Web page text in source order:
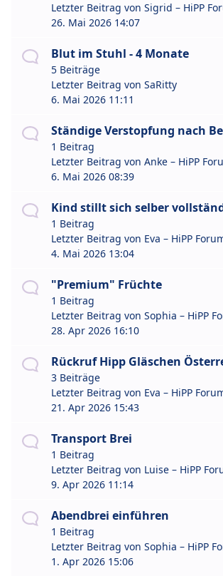
Letzter Beitrag von Sigrid – HiPP
26. Mai 2026 14:07
Blut im Stuhl - 4 Monate
5 Beiträge
Letzter Beitrag von SaRitty
6. Mai 2026 11:11
Ständige Verstopfung nach
1 Beitrag
Letzter Beitrag von Anke – HiPP
6. Mai 2026 08:39
Kind stillt sich selber
1 Beitrag
Letzter Beitrag von Eva – HiPP
4. Mai 2026 13:04
"Premium" Früchte
1 Beitrag
Letzter Beitrag von Sophia – HiPP
28. Apr 2026 16:10
Rückruf Hipp Gläschen
3 Beiträge
Letzter Beitrag von Eva – HiPP
21. Apr 2026 15:43
Transport Brei
1 Beitrag
Letzter Beitrag von Luise – HiPP
9. Apr 2026 11:14
Abendbrei einführen
1 Beitrag
Letzter Beitrag von Sophia – HiPP
1. Apr 2026 15:06